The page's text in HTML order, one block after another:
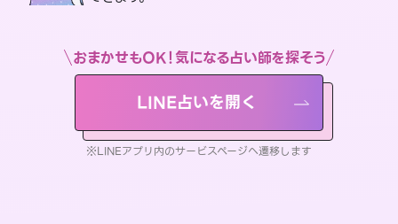
おまかせもOK！気になる占い師を探そう
LINE占いを開く
※LINEアプリ内のサービスページへ遷移します